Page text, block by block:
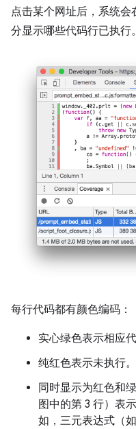
点击某个网址后，系统会
分显示哪些代码行已执行。
每行代码都有颜色编码：
实心绿色表示相应
纯红色表示未执行。
同时显示为红色和
图中的第 3 行）表
如，三元表达式（如